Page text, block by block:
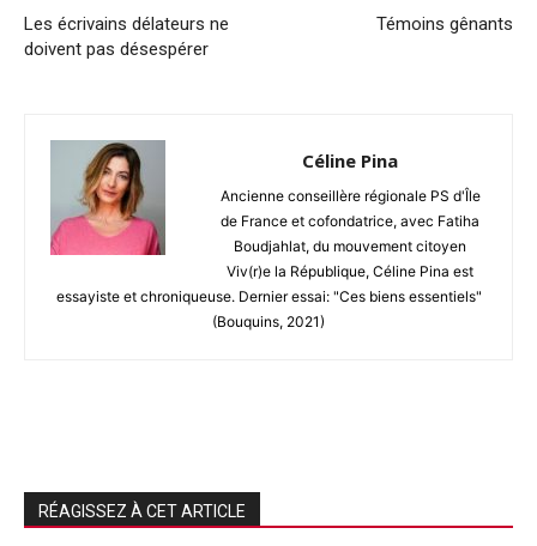
Les écrivains délateurs ne
doivent pas désespérer
Témoins gênants
Céline Pina
Ancienne conseillère régionale PS d'Île
de France et cofondatrice, avec Fatiha
Boudjahlat, du mouvement citoyen
Viv(r)e la République, Céline Pina est
essayiste et chroniqueuse. Dernier essai: "Ces biens essentiels"
(Bouquins, 2021)
RÉAGISSEZ À CET ARTICLE